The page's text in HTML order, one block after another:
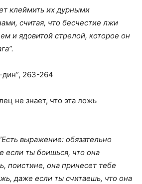
клеймить их дурными
считая, что бесчестие лжи
и ядовитой стрелой, которое он
дин”, 263-264
не знает, что эта ложь
выражение: обязательно
если ты боишься, что она
поистине, она принесет тебе
даже если ты считаешь, что она